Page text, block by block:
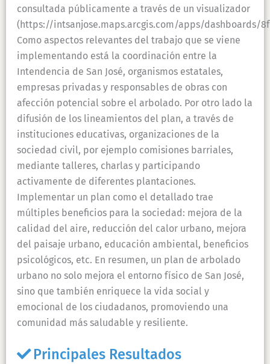
consultada públicamente a través de un visualizador
(https://intsanjose.maps.arcgis.com/apps/dashboards/
Como aspectos relevantes del trabajo que se viene
implementando está la coordinación entre la
Intendencia de San José, organismos estatales,
empresas privadas y responsables de obras con
afección potencial sobre el arbolado. Por otro lado la
difusión de los lineamientos del plan, a través de
instituciones educativas, organizaciones de la
sociedad civil, por ejemplo comisiones barriales,
mediante talleres, charlas y participando
activamente de diferentes plantaciones.
Implementar un plan como el detallado trae
múltiples beneficios para la sociedad: mejora de la
calidad del aire, reducción del calor urbano, mejora
del paisaje urbano, educación ambiental, beneficios
psicológicos, etc. En resumen, un plan de arbolado
urbano no solo mejora el entorno físico de San José,
sino que también enriquece la vida social y
emocional de los ciudadanos, promoviendo una
comunidad más saludable y resiliente.
Principales Resultados